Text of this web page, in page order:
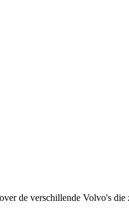
de verschillende Volvo's